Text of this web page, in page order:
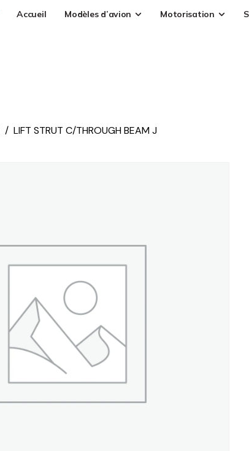
Accueil Modèles d’avion Motorisation
LIFT STRUT C/THROUGH BEAM J